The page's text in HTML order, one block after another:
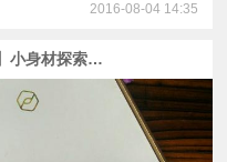
2016-08-04 14:35
【享拍Xplore M1 智能行车记录仪】小身材探索大世界！